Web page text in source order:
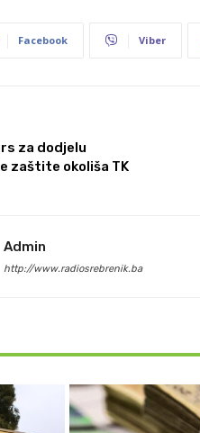
Facebook Viber
za dodjelu
zaštite okoliša TK
Admin
http://www.radiosrebrenik.ba